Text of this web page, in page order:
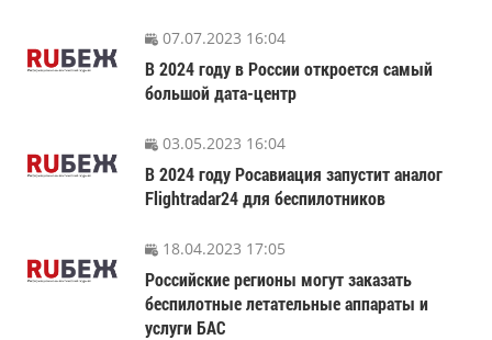
07.07.2023 16:04
В 2024 году в России откроется самый
большой дата-центр
03.05.2023 16:04
В 2024 году Росавиация запустит аналог
Flightradar24 для беспилотников
18.04.2023 17:05
Российские регионы могут заказать
беспилотные летательные аппараты и
услуги БАС